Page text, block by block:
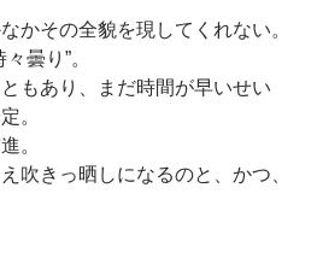
かその全貌を現してくれない。
曇り”。
もあり、まだ時間が早いせい
。
。
吹きっ晒しになるのと、かつ、